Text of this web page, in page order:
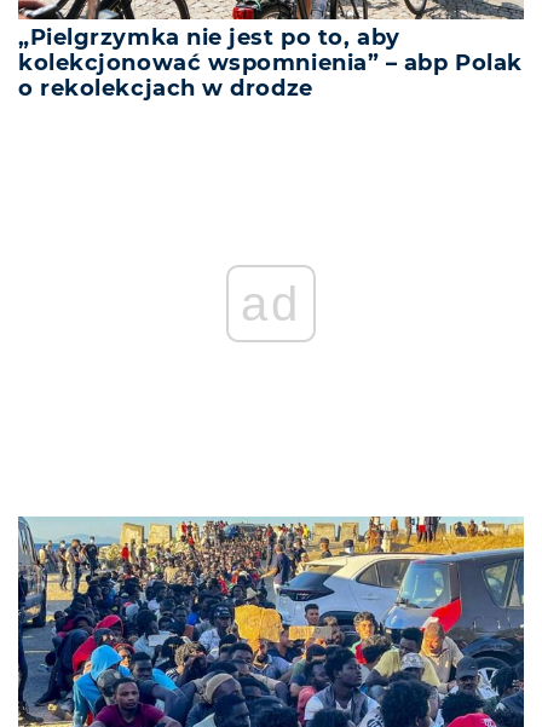
„Pielgrzymka nie jest po to, aby
kolekcjonować wspomnienia” – abp Polak
o rekolekcjach w drodze
ad